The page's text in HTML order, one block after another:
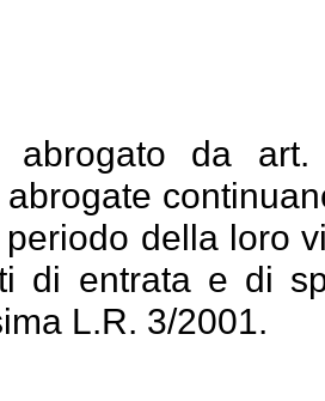
abrogato da
della loro
di entrata e di
L.R. 3/2001.